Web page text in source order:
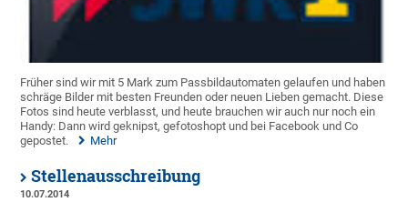
Früher sind wir mit 5 Mark zum Passbildautomaten gelaufen und haben
schräge Bilder mit besten Freunden oder neuen Lieben gemacht. Diese
Fotos sind heute verblasst, und heute brauchen wir auch nur noch ein
Handy: Dann wird geknipst, gefotoshopt und bei Facebook und Co
gepostet.
Mehr
Stellenausschreibung
10.07.2014